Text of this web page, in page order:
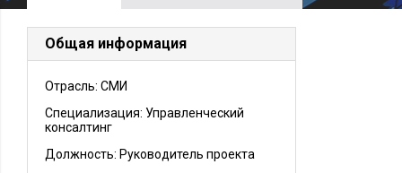
Общая информация
Отрасль: СМИ
Специализация: Управленческий
консалтинг
Должность: Руководитель проекта